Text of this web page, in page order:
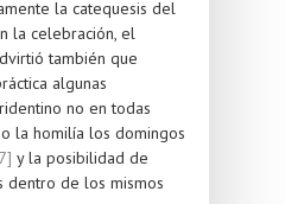
la catequesis del
la celebración, el
también que
algunas
no en todas
la homilía los domingos
y la posibilidad de
dentro de los mismos